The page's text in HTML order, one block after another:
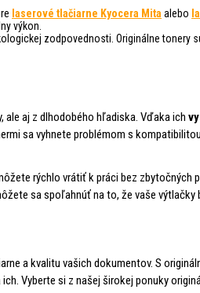
laserové tlačiarne Kyocera Mita alebo
výkon.
zodpovednosti. Originálne tonery
aj z dlhodobého hľadiska. Vďaka ich
sa vyhnete problémom s
rýchlo vrátiť k práci bez zbytočných
sa spoľahnúť na to, že vaše výtlačky
a kvalitu vašich dokumentov. S
Vyberte si z našej širokej ponuky